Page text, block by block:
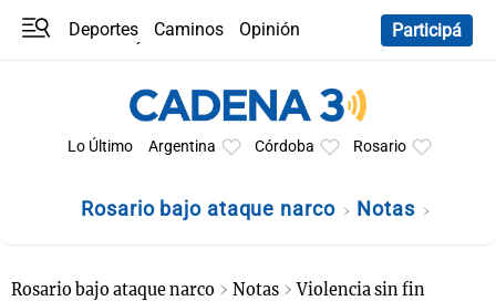
Deportes Caminos
Opinión
Participá
Lo Último Argentina Córdoba Rosario
Rosario bajo ataque narco Notas
Rosario bajo ataque narco Notas Violencia sin fin